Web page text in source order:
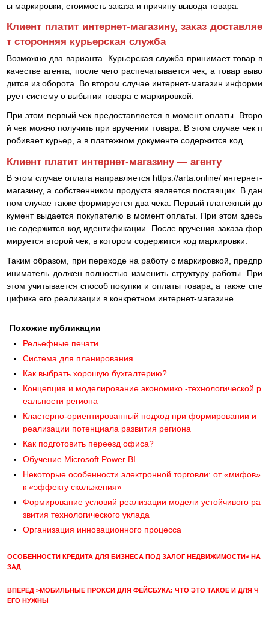
ы маркировки, стоимость заказа и причину вывода товара.
Клиент платит интернет-магазину, заказ доставляе
т сторонняя курьерская служба
Возможно два варианта. Курьерская служба принимает товар в
качестве агента, после чего распечатывается чек, а товар выво
дится из оборота. Во втором случае интернет-магазин информи
рует систему о выбытии товара с маркировкой.
При этом первый чек предоставляется в момент оплаты. Второ
й чек можно получить при вручении товара. В этом случае чек п
робивает курьер, а в платежном документе содержится код.
Клиент платит интернет-магазину — агенту
В этом случае оплата направляется https://arta.online/ интернет-
магазину, а собственником продукта является поставщик. В дан
ном случае также формируется два чека. Первый платежный до
кумент выдается покупателю в момент оплаты. При этом здесь
не содержится код идентификации. После вручения заказа фор
мируется второй чек, в котором содержится код маркировки.
Таким образом, при переходе на работу с маркировкой, предпр
иниматель должен полностью изменить структуру работы. При
этом учитывается способ покупки и оплаты товара, а также спе
цифика его реализации в конкретном интернет-магазине.
Похожие публикации
Рельефные печати
Система для планирования
Как выбрать хорошую бухгалтерию?
Концепция и моделирование экономико -технологической р
еальности региона
Кластерно-ориентированный подход при формировании и
реализации потенциала развития региона
Как подготовить переезд офиса?
Обучение Microsoft Power BI
Некоторые особенности электронной торговли: от «мифов»
к «эффекту скольжения»
Формирование условий реализации модели устойчивого ра
звития технологического уклада
Организация инновационного процесса
ОСОБЕННОСТИ КРЕДИТА ДЛЯ БИЗНЕСА ПОД ЗАЛОГ НЕДВИЖИМОСТИ< НА
ЗАД
ВПЕРЕД >МОБИЛЬНЫЕ ПРОКСИ ДЛЯ ФЕЙСБУКА: ЧТО ЭТО ТАКОЕ И ДЛЯ Ч
ЕГО НУЖНЫ